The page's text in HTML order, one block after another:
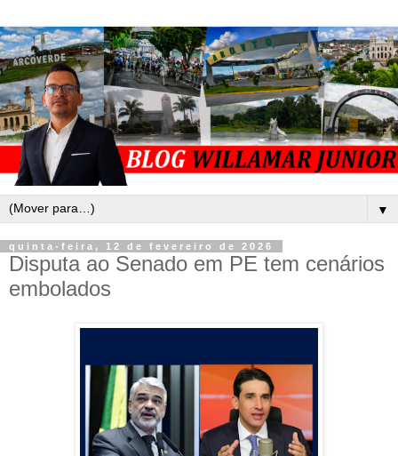
▼
quinta-feira, 12 de fevereiro de 2026
Disputa ao Senado em PE tem cenários
embolados